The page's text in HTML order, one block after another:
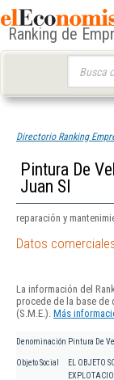
Ranking de
Directorio Ranking
Pintura De
Juan Sl
reparación y
Datos
La información del
procede de la base de
(S.M.E.). Más
Denominación Pintura De
Objeto Social
EL OBJETO